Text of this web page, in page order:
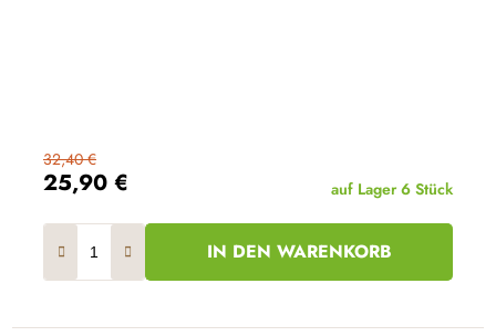
25,90 €
32,40 €
auf Lager 6 Stück
IN DEN WARENKORB